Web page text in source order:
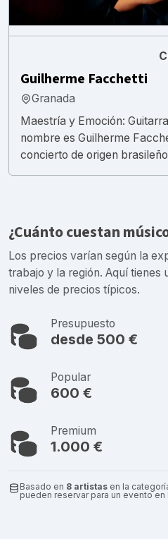
Guilherme Facchetti
Granada
Maestría y Emoción:
nombre es Guilherme
concierto de origen
¿Cuánto cuestan
Los precios varían según la
trabajo y la región. Aquí tienes
niveles de precios típicos.
Presupuesto
desde 500 €
Popular
600 €
Premium
1.000 €
Basado en 8 artistas en la
pueden reservar para un evento